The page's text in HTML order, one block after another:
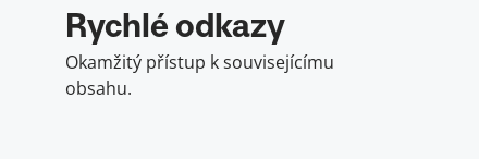
Rychlé odkazy
Okamžitý přístup k souvisejícímu
obsahu.